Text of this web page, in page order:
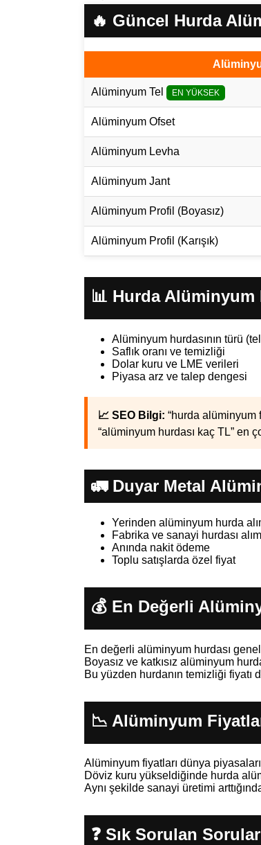
🔥 Güncel Hurda
Alüminyum Tel EN YÜKSEK
Alüminyum Ofset
Alüminyum Levha
Alüminyum Jant
Alüminyum Profil (Boyasız)
Alüminyum Profil (Karışık)
📊 Hurda Alüminyum
Alüminyum hurdasının türü
Saflık oranı ve temizliği
Dolar kuru ve LME verileri
Piyasa arz ve talep dengesi
📈 SEO Bilgi: “hurda alüminyum
“alüminyum hurdası kaç TL” en
🚛 Duyar Metal
Yerinden alüminyum hurda
Fabrika ve sanayi hurdası
Anında nakit ödeme
Toplu satışlarda özel fiyat
💰 En Değerli
En değerli alüminyum hurdası
Boyasız ve katkısız alüminyum
Bu yüzden hurdanın temizliği fiyatı
📉 Alüminyum
Alüminyum fiyatları dünya
Döviz kuru yükseldiğinde hurda
Aynı şekilde sanayi üretimi
❓ Sık Sorulan Sorular